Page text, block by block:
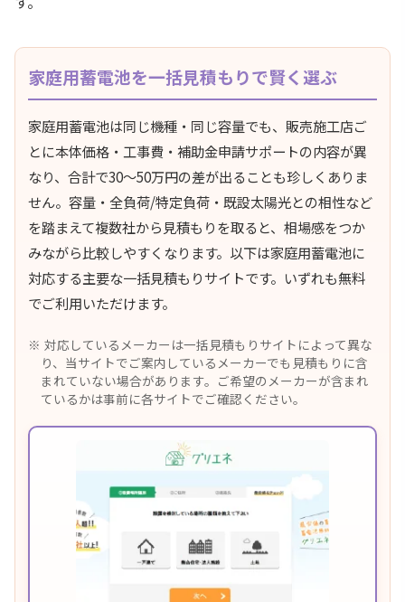
家庭用蓄電池を一括見積もりで賢く選ぶ
家庭用蓄電池は同じ機種・同じ容量でも、販売施工店ご
とに本体価格・工事費・補助金申請サポートの内容が異
なり、合計で30〜50万円の差が出ることも珍しくありま
せん。容量・全負荷/特定負荷・既設太陽光との相性など
を踏まえて複数社から見積もりを取ると、相場感をつか
みながら比較しやすくなります。以下は家庭用蓄電池に
対応する主要な一括見積もりサイトです。いずれも無料
でご利用いただけます。
対応しているメーカーは一括見積もりサイトによって異な
り、当サイトでご案内しているメーカーでも見積もりに含
まれていない場合があります。ご希望のメーカーが含まれ
ているかは事前に各サイトでご確認ください。